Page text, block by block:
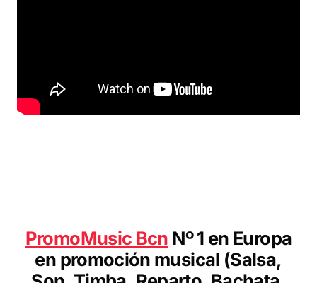
PromoMusic Bcn Nº 1 en Europa
en promoción musical (Salsa,